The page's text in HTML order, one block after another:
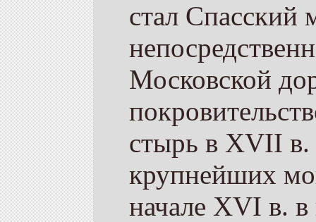
стал Спасский
Московской
стырь в XVII
крупнейших
начале XVI в.